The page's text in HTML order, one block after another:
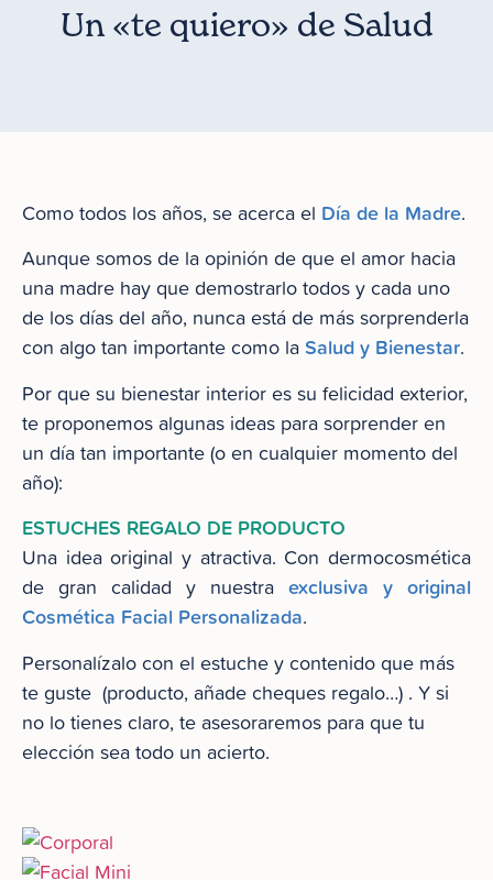
Un «te quiero» de Salud
Como todos los años, se acerca el Día de la Madre.
Aunque somos de la opinión de que el amor hacia
una madre hay que demostrarlo todos y cada uno
de los días del año, nunca está de más sorprenderla
con algo tan importante como la Salud y Bienestar.
Por que su bienestar interior es su felicidad exterior,
te proponemos algunas ideas para sorprender en
un día tan importante (o en cualquier momento del
año):
ESTUCHES REGALO DE PRODUCTO
Una idea original y atractiva. Con dermocosmética
de gran calidad y nuestra exclusiva y original
Cosmética Facial Personalizada.
Personalízalo con el estuche y contenido que más
te guste (producto, añade cheques regalo…) . Y si
no lo tienes claro, te asesoraremos para que tu
elección sea todo un acierto.